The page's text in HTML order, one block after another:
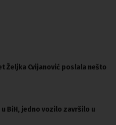
Željka Cvijanović poslala nešto
BiH, jedno vozilo završilo u